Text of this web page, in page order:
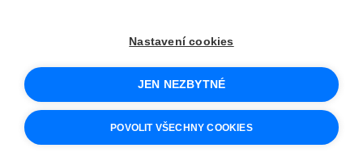
Potřebujete s něčím pomoct?
Obchodní podmínky
Cookies a jak je používáme
Ochrana osobních údajů
Nastavení cookies
JEN NEZBYTNÉ
POVOLIT VŠECHNY COOKIES